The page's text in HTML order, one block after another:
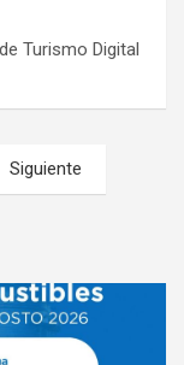
Turismo Digital
Siguiente